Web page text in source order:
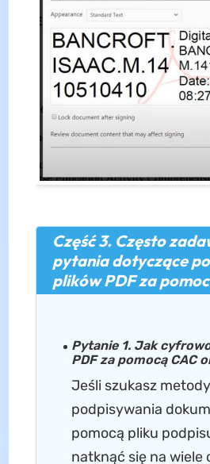
Część 3. Często
pytania dotyczące
plików PDF za
Pytanie 1. Jak
PDF za pomocą CAC
Jeśli szukasz
podpisywania
pomocą pliku
natknąć się na wiele